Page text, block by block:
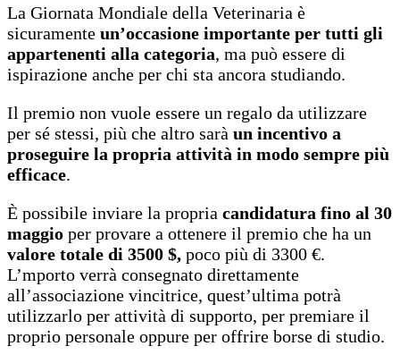
La Giornata Mondiale della Veterinaria è
sicuramente un’occasione importante per tutti gli
appartenenti alla categoria, ma può essere di
ispirazione anche per chi sta ancora studiando.
Il premio non vuole essere un regalo da utilizzare
per sé stessi, più che altro sarà un incentivo a
proseguire la propria attività in modo sempre più
efficace.
È possibile inviare la propria candidatura fino al 30
maggio per provare a ottenere il premio che ha un
valore totale di 3500 $, poco più di 3300 €.
L’mporto verrà consegnato direttamente
all’associazione vincitrice, quest’ultima potrà
utilizzarlo per attività di supporto, per premiare il
proprio personale oppure per offrire borse di studio.